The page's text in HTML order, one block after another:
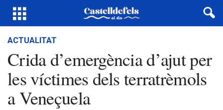
ACTUALITAT
Crida d’emergència d’ajut per
les víctimes dels terratrèmols
a Veneçuela